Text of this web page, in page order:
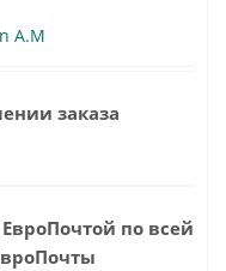
A.M
заказа
по всей